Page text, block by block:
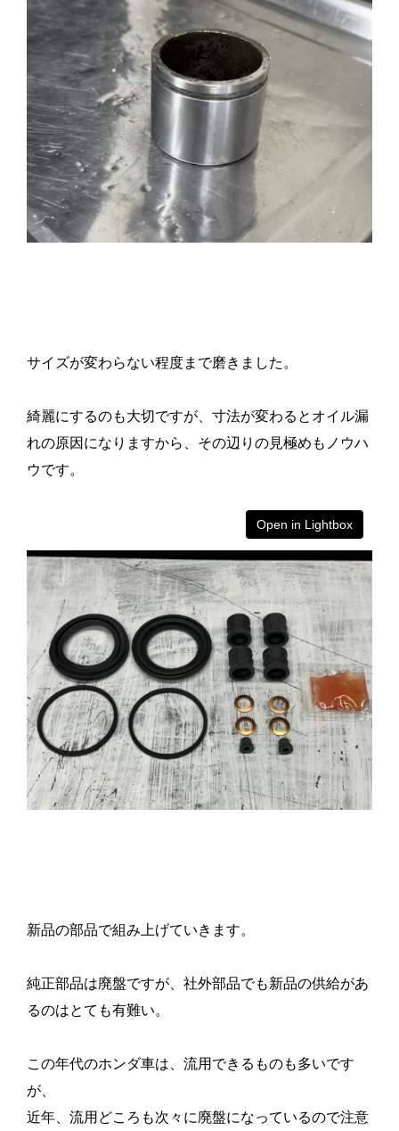
サイズが変わらない程度まで磨きました。
綺麗にするのも大切ですが、寸法が変わるとオイル漏
れの原因になりますから、その辺りの見極めもノウハ
ウです。
Open in Lightbox
新品の部品で組み上げていきます。
純正部品は廃盤ですが、社外部品でも新品の供給があ
るのはとても有難い。
この年代のホンダ車は、流用できるものも多いです
が、
近年、流用どころも次々に廃盤になっているので注意